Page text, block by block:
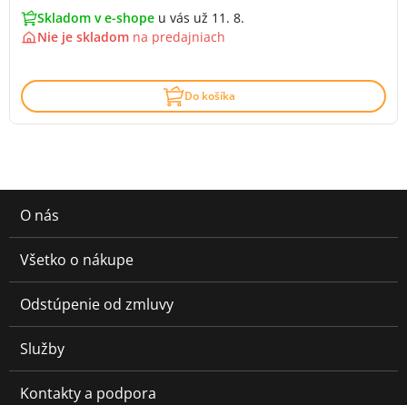
Skladom v e-shope u vás už 11. 8.
Nie je skladom na predajniach
Do košíka
O nás
Všetko o nákupe
Odstúpenie od zmluvy
Služby
Kontakty a podpora